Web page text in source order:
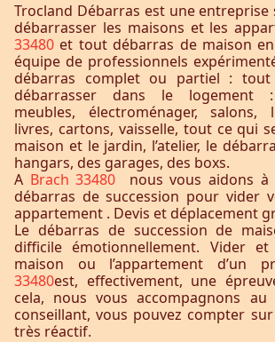
Trocland Débarras est une entreprise
débarrasser les maisons et les
33480 et tout débarras de maison
équipe de professionnels
débarras complet ou partiel :
débarrasser dans le logement :
meubles, électroménager, salons,
livres, cartons, vaisselle, tout ce qui
maison et le jardin, l’atelier, le
hangars, des garages, des boxs.
A Brach 33480 nous vous aidons
débarras de succession pour vider
appartement . Devis et déplacement
Le débarras de succession de
difficile émotionnellement. Vider
maison ou l’appartement d’un
33480est, effectivement, une
cela, nous vous accompagnons
conseillant, vous pouvez compter
très réactif.